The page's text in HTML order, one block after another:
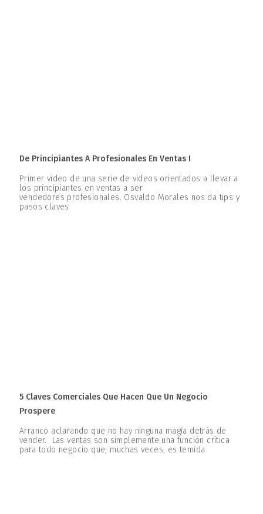
De Principiantes A Profesionales En Ventas I
Primer video de una serie de videos orientados a llevar a
los principiantes en ventas a ser
vendedores profesionales. Osvaldo Morales nos da tips y
pasos claves
5 Claves Comerciales Que Hacen Que Un Negocio
Prospere
Arranco aclarando que no hay ninguna magia detrás de
vender. Las ventas son simplemente una función crítica
para todo negocio que, muchas veces, es temida